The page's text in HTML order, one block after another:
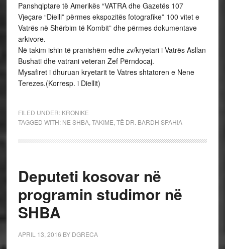
Panshqiptare të Amerikës “VATRA dhe Gazetës 107
Vjeçare “Dielli” përmes ekspozitës fotografike” 100 vitet e
Vatrës në Shërbim të Kombit” dhe përmes dokumentave
arkivore.
Në takim ishin të pranishëm edhe zv/kryetari i Vatrës Asllan
Bushati dhe vatrani veteran Zef Përndocaj.
Mysafiret i dhuruan kryetarit te Vatres shtatoren e Nene
Terezes.(Korresp. i Diellit)
FILED UNDER: KRONIKE
TAGGED WITH: NE SHBA, TAKIME TË DR. BARDH SPAHIA
Deputeti kosovar në
programin studimor në
SHBA
APRIL 13, 2016 BY DGRECA